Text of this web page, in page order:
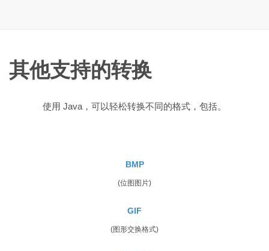
其他支持的转换
使用 Java，可以轻松转换不同的格式，包括。
BMP
(位图图片)
GIF
(图形交换格式)